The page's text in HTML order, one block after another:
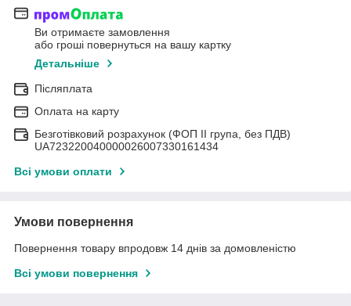
Ви отримаєте замовлення
або гроші повернуться на вашу картку
Детальніше
Післяплата
Оплата на карту
Безготівковий розрахунок (ФОП II група, без ПДВ)
UA723220040000026007330161434
Всі умови оплати
Умови повернення
Повернення товару впродовж 14 днів за домовленістю
Всі умови повернення